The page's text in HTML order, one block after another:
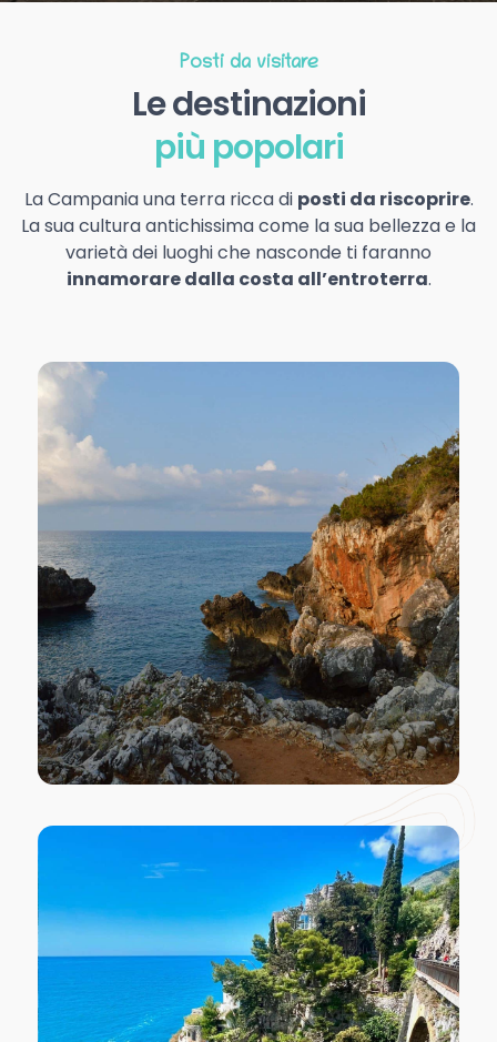
Posti da visitare
Le destinazioni
più popolari
La Campania una terra ricca di posti da riscoprire.
La sua cultura antichissima come la sua bellezza e la
varietà dei luoghi che nasconde ti faranno
innamorare dalla costa all’entroterra.